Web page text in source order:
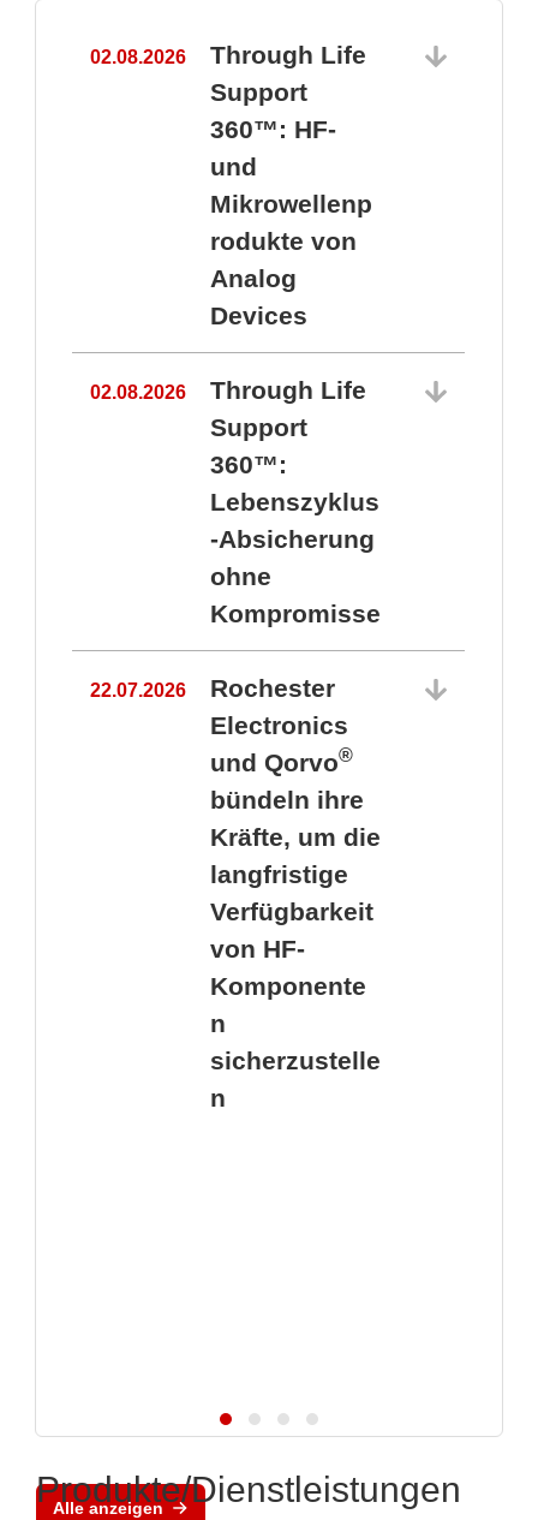
02.08.2026
Through Life
Support
360™: HF-
und
Mikrowellenp
rodukte von
Analog
Devices
02.08.2026
Through Life
Support
360™:
Lebenszyklus
-Absicherung
ohne
Kompromisse
22.07.2026
Rochester
Electronics
und Qorvo®
bündeln ihre
Kräfte, um die
langfristige
Verfügbarkeit
von HF-
Komponente
n
sicherzustelle
n
Alle anzeigen
Produkte/Dienstleistungen